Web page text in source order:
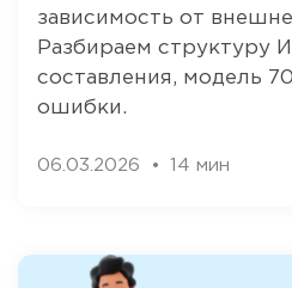
зависимость от
Разбираем структуру
составления, модель
ошибки.
06.03.2026 14 мин